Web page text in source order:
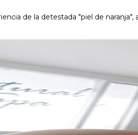
de la detestada "piel de